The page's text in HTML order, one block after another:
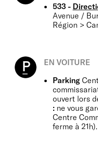
533 -
Avenue /
Région >
EN VOITURE
Parking
ouvert lors
: ne vous
Centre
ferme à 21h).